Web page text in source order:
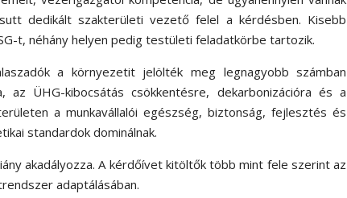
dedikált szakterületi vezető felel a kérdésben. Kisebb
t, néhány helyen pedig testületi feladatkörbe tartozik.
a környezetit jelölték meg legnagyobb számban
az ÜHG-kibocsátás csökkentésre, dekarbonizációra és a
a munkavállalói egészség, biztonság, fejlesztés és
standardok dominálnak.
akadályozza. A kérdőívet kitöltők több mint fele szerint az
adaptálásában.